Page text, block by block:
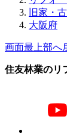
旧家・
大阪府
画面最上部へ
住友林業のリ